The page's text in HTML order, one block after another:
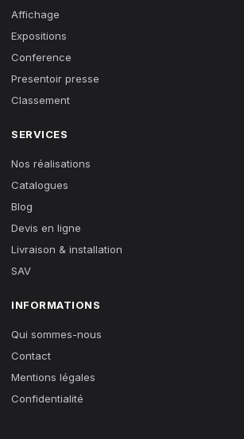
Affichage
Expositions
Conference
Presentoir presse
Classement
SERVICES
Nos réalisations
Catalogues
Blog
Devis en ligne
Livraison & installation
SAV
INFORMATIONS
Qui sommes-nous
Contact
Mentions légales
Confidentialité